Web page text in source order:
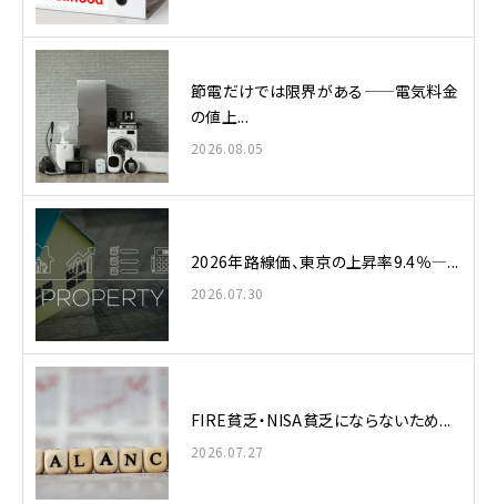
節電だけでは限界がある——電気料金
の値上...
2026.08.05
2026年路線価、東京の上昇率9.4％—...
2026.07.30
FIRE貧乏・NISA貧乏にならないため...
2026.07.27